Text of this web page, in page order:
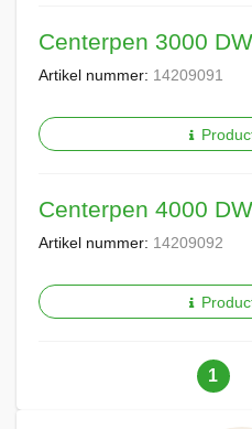
Centerpen 3000
Artikel nummer: 14209091
Centerpen 4000
Artikel nummer: 14209092
U
1